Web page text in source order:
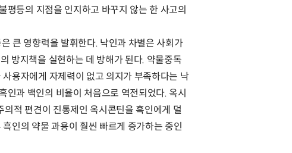
평등의 지점을 인지하고 바꾸지 않는 한 사고의
큰 영향력을 발휘한다. 낙인과 차별은 사회가
방지책을 실현하는 데 방해가 된다. 약물중독
용자에게 자제력이 없고 의지가 부족하다는 낙
과 백인의 비율이 처음으로 역전되었다. 옥시
적 편견이 진통제인 옥시콘틴을 흑인에게 덜
인의 약물 과용이 훨씬 빠르게 증가하는 중인